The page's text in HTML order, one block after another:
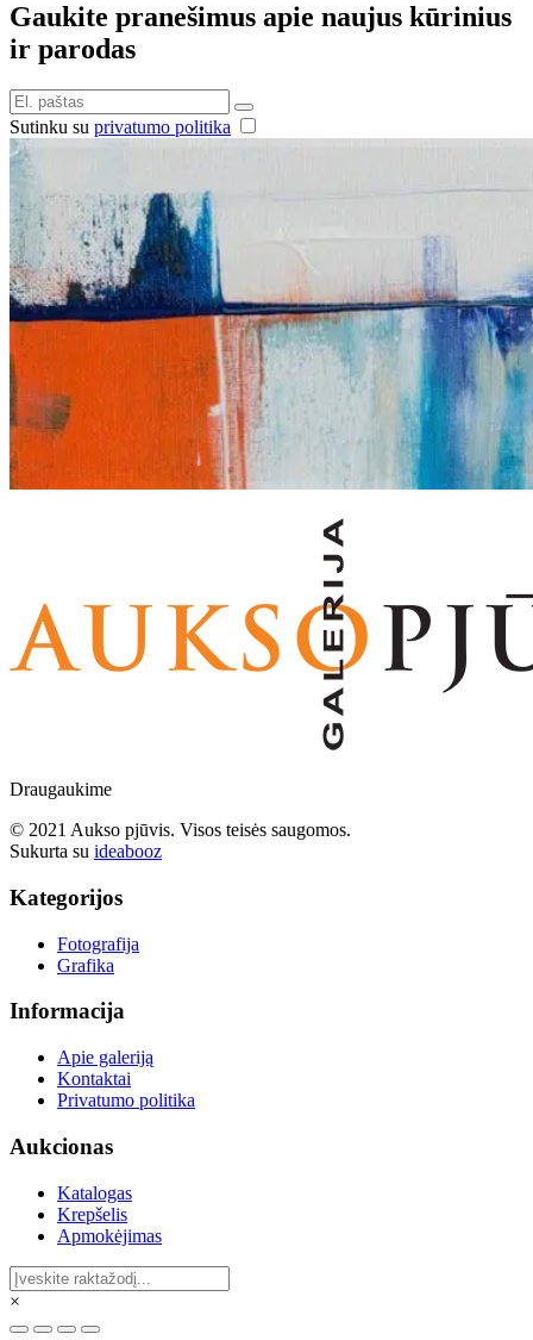
Gaukite pranešimus apie naujus kūrinius
ir parodas
Sutinku su privatumo politika
Draugaukime
© 2021 Aukso pjūvis. Visos teisės saugomos.
Sukurta su ideabooz
Kategorijos
Fotografija
Grafika
Informacija
Apie galeriją
Kontaktai
Privatumo politika
Aukcionas
Katalogas
Krepšelis
Apmokėjimas
×